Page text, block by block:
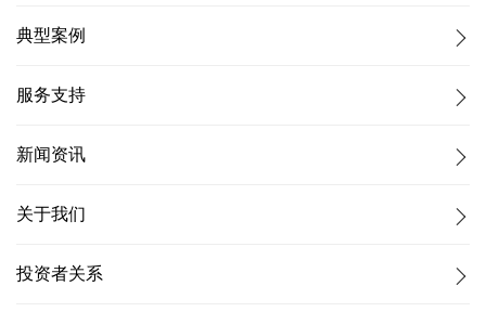
典型案例
服务支持
新闻资讯
关于我们
投资者关系